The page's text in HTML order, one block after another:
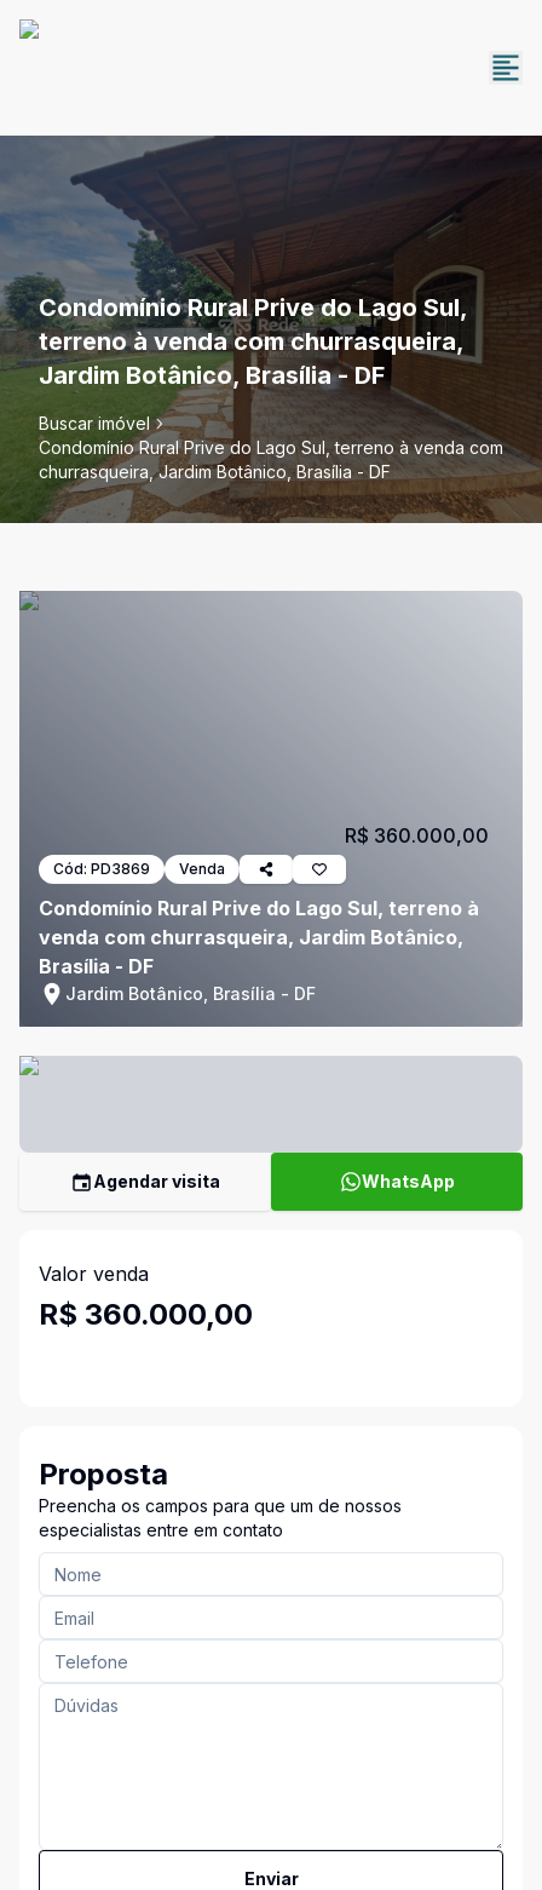
Condomínio Rural Prive do Lago Sul,
terreno à venda com churrasqueira,
Jardim Botânico, Brasília - DF
Buscar imóvel
Condomínio Rural Prive do Lago Sul, terreno à venda com
churrasqueira, Jardim Botânico, Brasília - DF
Cód: PD3869 Venda
Condomínio Rural Prive do Lago Sul, terreno à
venda com churrasqueira, Jardim Botânico,
Brasília - DF
Jardim Botânico, Brasília - DF
R$ 360.000,00
Agendar visita WhatsApp
Valor venda
R$ 360.000,00
Proposta
Preencha os campos para que um de nossos
especialistas entre em contato
Enviar